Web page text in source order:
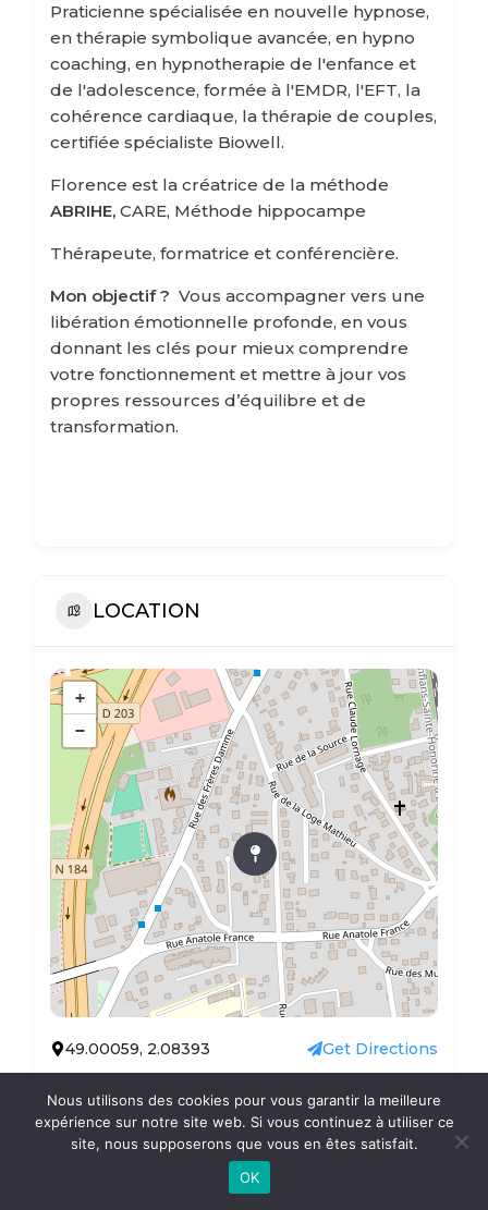
Praticienne spécialisée en nouvelle hypnose,
en thérapie symbolique avancée, en hypno
coaching, en hypnotherapie de l'enfance et
de l'adolescence, formée à l'EMDR, l'EFT, la
cohérence cardiaque, la thérapie de couples,
certifiée spécialiste Biowell.
Florence est la créatrice de la méthode
ABRIHE, CARE, Méthode hippocampe
Thérapeute, formatrice et conférencière.
Mon objectif ? Vous accompagner vers une
libération émotionnelle profonde, en vous
donnant les clés pour mieux comprendre
votre fonctionnement et mettre à jour vos
propres ressources d’équilibre et de
transformation.
LOCATION
+
−
49.00059, 2.08393 Get Directions
A.T.O.M.E formation ®
2019 | Tous droits réservés |
| Propulsé par
graphique
This website uses cookies to improve your experience.
We'll assume you're ok with this, but you can opt-out if
Réglages
Nous utilisons des cookies pour vous garantir la meilleure
expérience sur notre site web. Si vous continuez à utiliser ce
site, nous supposerons que vous en êtes satisfait.
OK